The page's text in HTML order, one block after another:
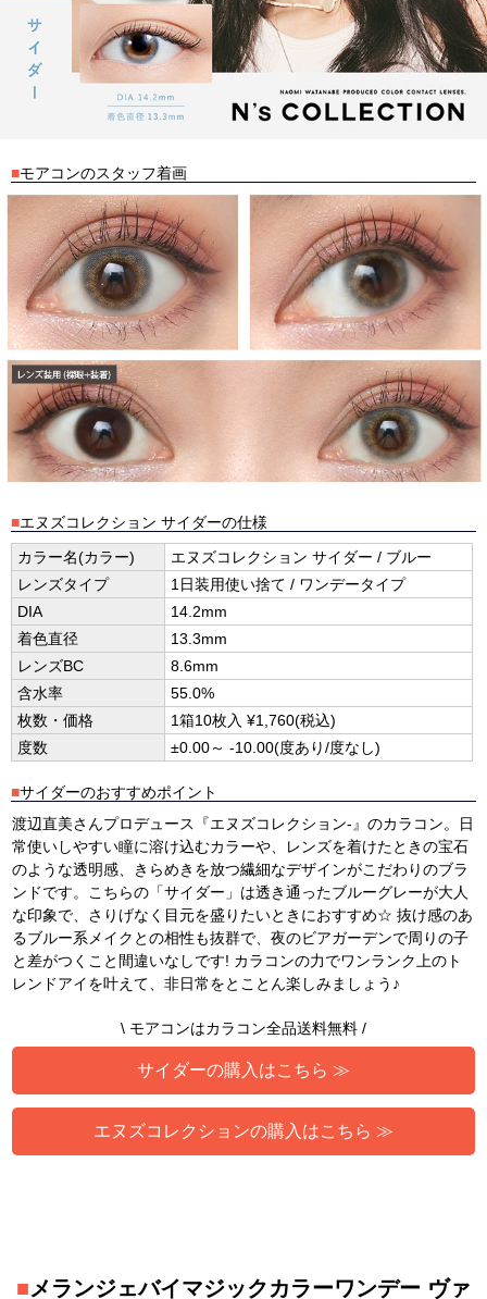
■モアコンのスタッフ着画
■エヌズコレクション サイダーの仕様
カラー名(カラー)
エヌズコレクション サイダー / ブルー
レンズタイプ
1日装用使い捨て / ワンデータイプ
DIA
14.2mm
着色直径
13.3mm
レンズBC
8.6mm
含水率
55.0%
枚数・価格
1箱10枚入 ¥1,760(税込)
度数
±0.00～ -10.00(度あり/度なし)
■サイダーのおすすめポイント
渡辺直美さんプロデュース『エヌズコレクション-』のカラコン。日
常使いしやすい瞳に溶け込むカラーや、レンズを着けたときの宝石
のような透明感、きらめきを放つ繊細なデザインがこだわりのブラ
ンドです。こちらの「サイダー」は透き通ったブルーグレーが大人
な印象で、さりげなく目元を盛りたいときにおすすめ☆ 抜け感のあ
るブルー系メイクとの相性も抜群で、夜のビアガーデンで周りの子
と差がつくこと間違いなしです! カラコンの力でワンランク上のト
レンドアイを叶えて、非日常をとことん楽しみましょう♪
\ モアコンはカラコン全品送料無料 /
サイダーの購入はこちら ≫
エヌズコレクションの購入はこちら ≫
■メランジェバイマジックカラーワンデー ヴァ